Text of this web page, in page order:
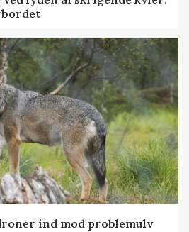
ind mod problemulv